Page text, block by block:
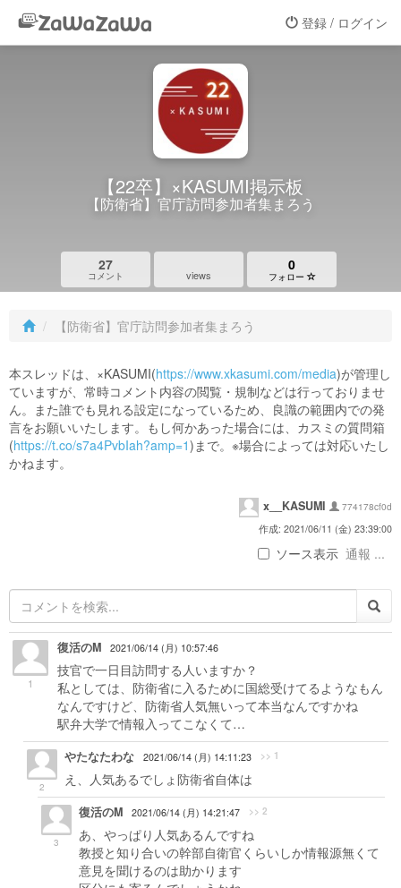
登録 / ログイン
【22卒】×KASUMI掲示板
【防衛省】官庁訪問参加者集まろう
27
コメント views
0
フォロー
【防衛省】官庁訪問参加者集まろう
本スレッドは、×KASUMI(https://www.xkasumi.com/media)が管理し
ていますが、常時コメント内容の閲覧・規制などは行っておりませ
ん。また誰でも見れる設定になっているため、良識の範囲内での発
言をお願いいたします。もし何かあった場合には、カスミの質問箱
(https://t.co/s7a4PvbIah?amp=1)まで。※場合によっては対応いたし
かねます。
x__KASUMI
774178cf0d
作成: 2021/06/11 (金) 23:39:00
ソース表示 通報 ...
1
復活のM 2021/06/14 (月) 10:57:46
技官で一日目訪問する人いますか？
私としては、防衛省に入るために国総受けてるようなもん
なんですけど、防衛省人気無いって本当なんですかね
駅弁大学で情報入ってこなくて…
2
やたなたわな 2021/06/14 (月) 14:11:23 >> 1
え、人気あるでしょ防衛省自体は
3
復活のM 2021/06/14 (月) 14:21:47 >> 2
あ、やっぱり人気あるんですね
教授と知り合いの幹部自衛官くらいしか情報源無くて
意見を聞けるのは助かります